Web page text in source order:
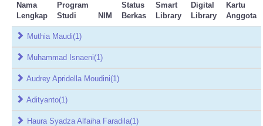
Nama
Lengkap
Program
Studi
NIM
Status
Berkas
Smart
Library
Digital
Library
Kartu
Anggota
Muthia Maudi(1)
Muhammad Isnaeni(1)
Audrey Apridella Moudini(1)
Adityanto(1)
Haura Syadza Alfaiha Faradila(1)